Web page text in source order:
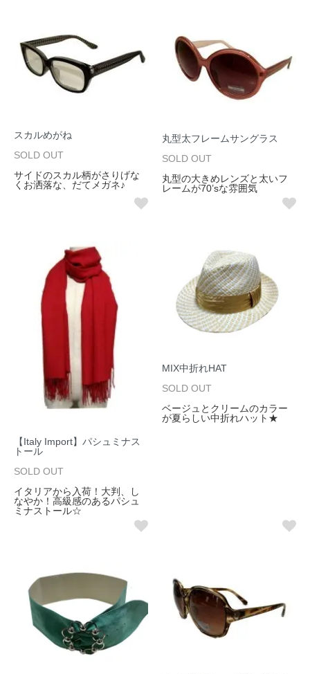
スカルめがね
SOLD OUT
サイドのスカル柄がさりげな
くお洒落な、だてメガネ♪
丸型太フレームサングラス
SOLD OUT
丸型の大きめレンズと太いフ
レームが70’sな雰囲気
【Italy Import】パシュミナス
トール
SOLD OUT
イタリアから入荷！大判、し
なやか！高級感のあるパシュ
ミナストール☆
MIX中折れHAT
SOLD OUT
ベージュとクリームのカラー
が夏らしい中折れハット★